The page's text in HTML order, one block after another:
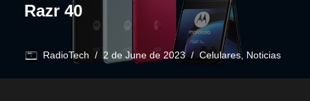
Razr 40
RadioTech 2 de June de 2023 Celulares Noticias